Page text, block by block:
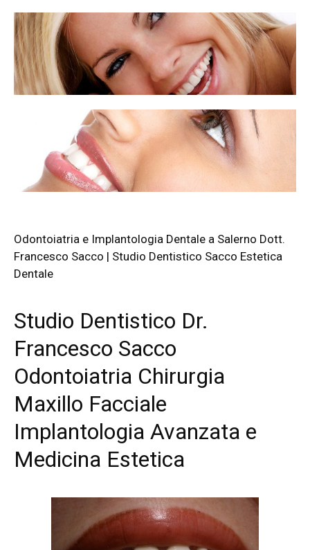
Odontoiatria e Implantologia Dentale a Salerno Dott.
Francesco Sacco | Studio Dentistico Sacco Estetica
Dentale
Studio Dentistico Dr.
Francesco Sacco
Odontoiatria Chirurgia
Maxillo Facciale
Implantologia Avanzata e
Medicina Estetica